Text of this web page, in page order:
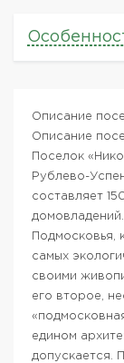
Описание
Описание
Поселок
Рублево-
составляет
Подмосковья,
самых
своими
его второе,
едином
допускается.